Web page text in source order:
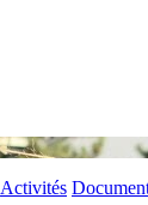
Activités